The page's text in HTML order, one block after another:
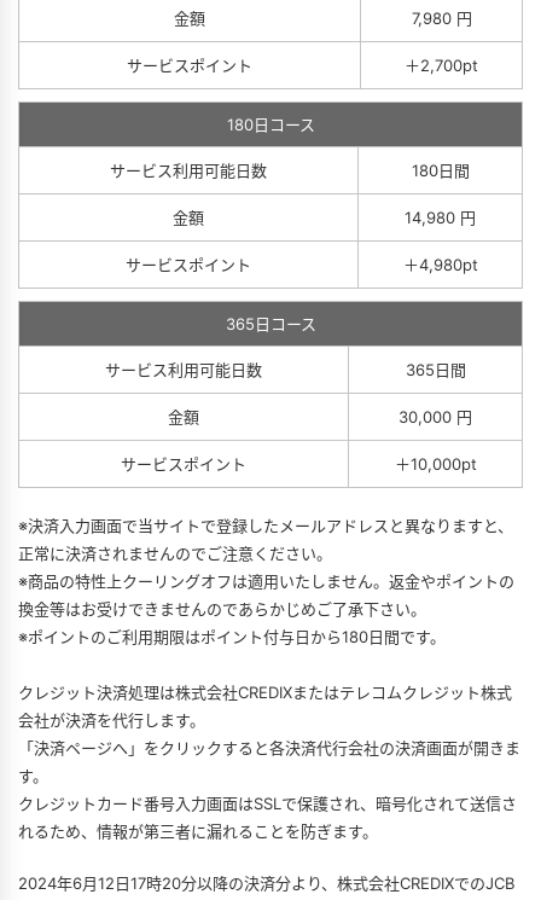
金額 7,980 円
サービスポイント ＋2,700pt
180日コース
サービス利用可能日数 180日間
金額 14,980 円
サービスポイント ＋4,980pt
365日コース
サービス利用可能日数 365日間
金額 30,000 円
サービスポイント ＋10,000pt
※決済入力画面で当サイトで登録したメールアドレスと異なりますと、
正常に決済されませんのでご注意ください。
※商品の特性上クーリングオフは適用いたしません。返金やポイントの
換金等はお受けできませんのであらかじめご了承下さい。
※ポイントのご利用期限はポイント付与日から180日間です。
クレジット決済処理は株式会社CREDIXまたはテレコムクレジット株式
会社が決済を代行します。
「決済ページへ」をクリックすると各決済代行会社の決済画面が開きま
す。
クレジットカード番号入力画面はSSLで保護され、暗号化されて送信さ
れるため、情報が第三者に漏れることを防ぎます。
2024年6月12日17時20分以降の決済分より、株式会社CREDIXでのJCB